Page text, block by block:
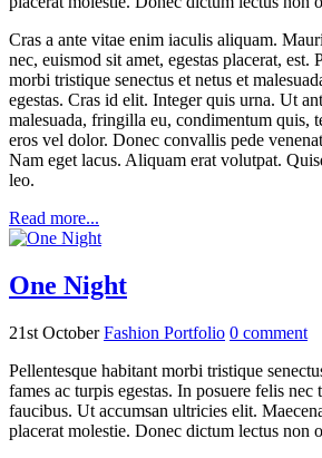
Cras a ante vitae enim iaculis aliquam.
nec, euismod sit amet, egestas placerat, est.
morbi tristique senectus et netus et
egestas. Cras id elit. Integer quis urna. Ut
malesuada, fringilla eu, condimentum quis,
eros vel dolor. Donec convallis pede
Nam eget lacus. Aliquam erat volutpat.
leo.
Read more...
One Night
21st OctoberFashion Portfolio 0 comment
Pellentesque habitant morbi tristique
fames ac turpis egestas. In posuere felis nec
faucibus. Ut accumsan ultricies elit.
placerat molestie. Donec dictum lectus non